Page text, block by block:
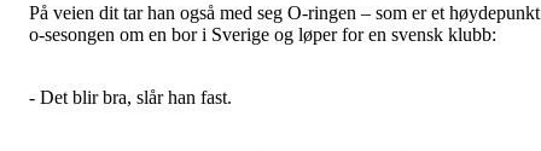
På veien dit tar han også med seg O-ringen – som er et
o-sesongen om en bor i Sverige og løper for en svensk klubb:
- Det blir bra, slår han fast.